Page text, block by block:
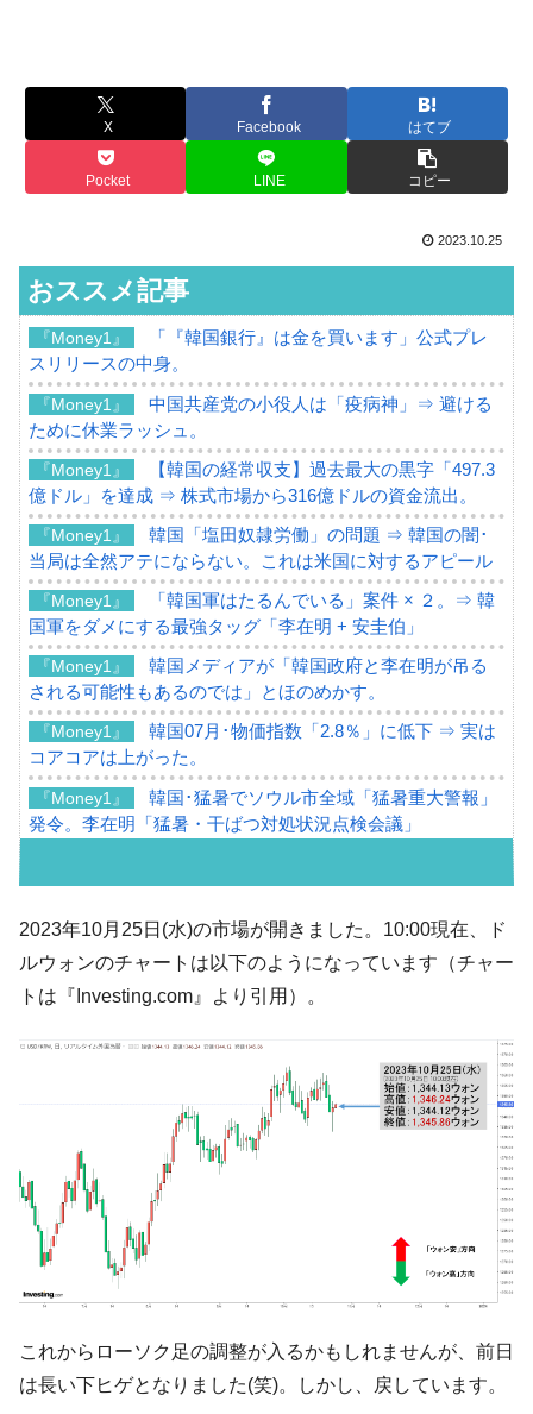
X Facebook はてブ
Pocket LINE コピー
2023.10.25
おススメ記事
『Money1』
「『韓国銀行』は金を買います」公式プレ
スリリースの中身。
『Money1』
中国共産党の小役人は「疫病神」⇒ 避ける
ために休業ラッシュ。
『Money1』
【韓国の経常収支】過去最大の黒字「497.3
億ドル」を達成 ⇒ 株式市場から316億ドルの資金流出。
『Money1』
韓国「塩田奴隷労働」の問題 ⇒ 韓国の闇･
当局は全然アテにならない。これは米国に対するアピール
『Money1』
「韓国軍はたるんでいる」案件 × ２。⇒ 韓
国軍をダメにする最強タッグ「李在明 + 安圭伯」
『Money1』
韓国メディアが「韓国政府と李在明が吊る
される可能性もあるのでは」とほのめかす。
『Money1』
韓国07月･物価指数「2.8％」に低下 ⇒ 実は
コアコアは上がった。
『Money1』
韓国･猛暑でソウル市全域「猛暑重大警報」
発令。李在明「猛暑・干ばつ対処状況点検会議」
07月販売台数は去年のほぼ半分「71台」しか売れなかっ
た。『起亜』は9台だけ
『Money1』
韓国「信用赦免を何回やっても、何回やっ
落！
『Money1』
韓国K9専用砲弾･装薬自動供給装甲車両･珍
兵器「K10」が改良に乗り出す。
韓国「2026年07月の輸出入」絶好調。半導
体だけで410億ドル、輸出全体の41％もある
『Money1』
韓国･李在明「青年層の雇用状況が悪い。せ
や、若者に起業させよう」⇒ どんな雇用対策だソレ。
『Money1』
【韓国の外貨準備】2026年07月は4,279億ド
ル。外平債の発行「19.4億ドル」
『Money1』
韓国「ここは北朝鮮なのか。選管がサーバ
『Money1』
韓国･李在明さっそく不動産対策で浅薄な発
言。
2023年10月25日(水)の市場が開きました。10:00現在、ド
ルウォンのチャートは以下のようになっています（チャー
トは『Investing.com』より引用）。
これからローソク足の調整が入るかもしれませんが、前日
は長い下ヒゲとなりました(笑)。しかし、戻しています。